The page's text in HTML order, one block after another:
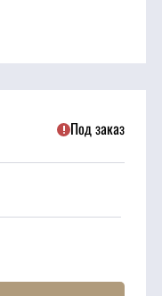
Под заказ